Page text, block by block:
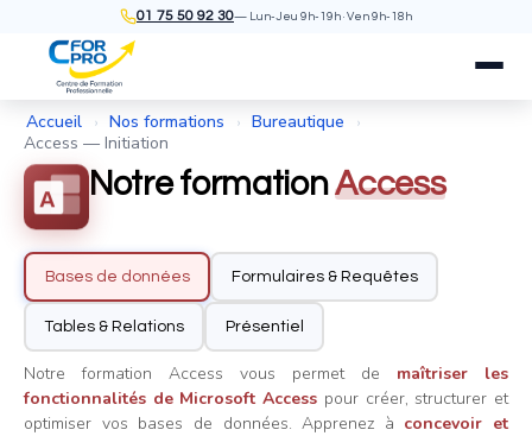
01 75 50 92 30— Lun-Jeu 9h-19h · Ven 9h-18h
Accueil › Nos formations › Bureautique ›
Access — Initiation
Notre formationAccess
A
Bases de données Formulaires & Requêtes
Tables & Relations Présentiel
Notre formation Access vous permet de maîtriser les
fonctionnalités de Microsoft Access pour créer, structurer et
optimiser vos bases de données. Apprenez à concevoir et